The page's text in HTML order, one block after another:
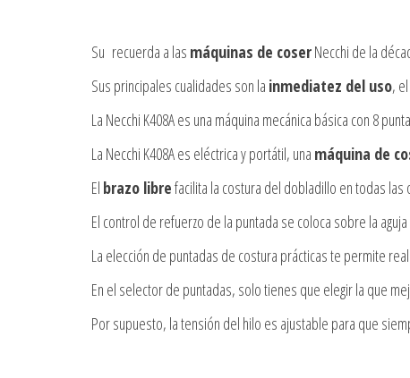
Su recuerda a las máquinas de coserNecchi de la
Sus principales cualidades son la inmediatez del uso, el
La Necchi K408A es una máquina mecánica básica con 8
La Necchi K408A es eléctrica y portátil, una máquina de
El brazo librefacilita la costura del dobladillo en todas las
El control de refuerzo de la puntada se coloca sobre la
La elección de puntadas de costura prácticas te permite
En el selector de puntadas, solo tienes que elegir la que
Por supuesto, la tensión del hilo es ajustable para que